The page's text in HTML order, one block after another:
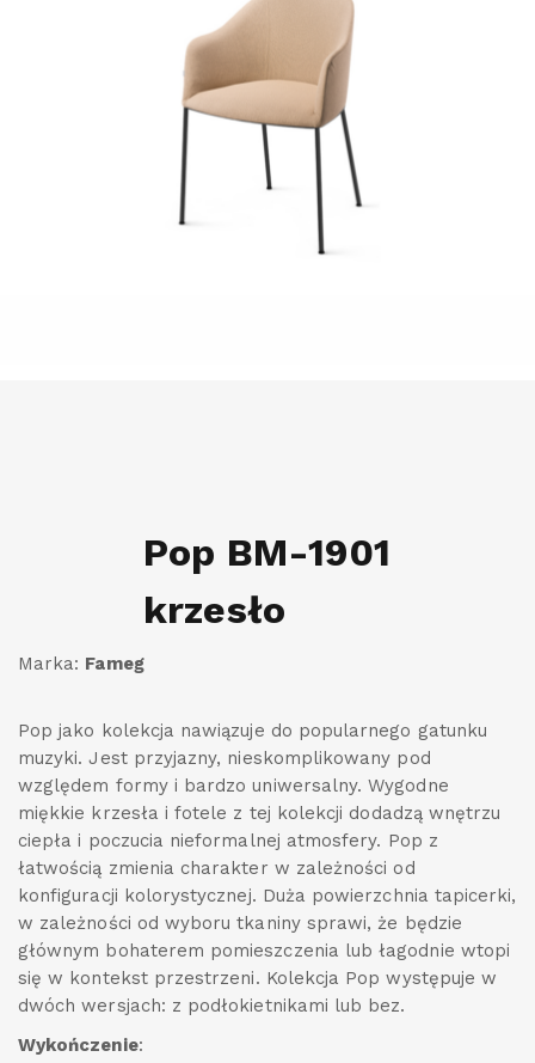
Pop BM-1901
krzesło
Marka: Fameg
Pop jako kolekcja nawiązuje do popularnego gatunku
muzyki. Jest przyjazny, nieskomplikowany pod
względem formy i bardzo uniwersalny. Wygodne
miękkie krzesła i fotele z tej kolekcji dodadzą wnętrzu
ciepła i poczucia nieformalnej atmosfery. Pop z
łatwością zmienia charakter w zależności od
konfiguracji kolorystycznej. Duża powierzchnia tapicerki,
w zależności od wyboru tkaniny sprawi, że będzie
głównym bohaterem pomieszczenia lub łagodnie wtopi
się w kontekst przestrzeni. Kolekcja Pop występuje w
dwóch wersjach: z podłokietnikami lub bez.
Wykończenie: